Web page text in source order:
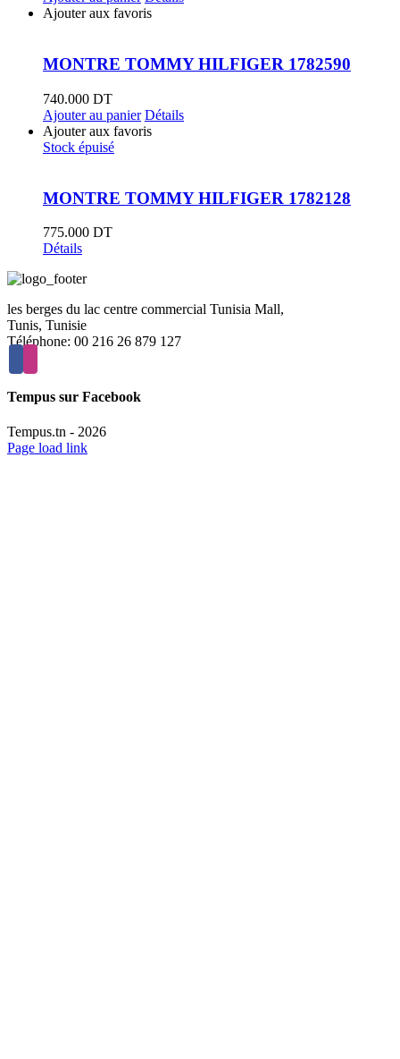
Ajouter aux favoris
MONTRE TOMMY HILFIGER 1782590
740.000 DT
Ajouter au panier Détails
Ajouter aux favoris
Stock épuisé
MONTRE TOMMY HILFIGER 1782128
775.000 DT
Détails
les berges du lac centre commercial Tunisia Mall,
Tunis, Tunisie
Téléphone: 00 216 26 879 127
Tempus sur Facebook
Tempus.tn - 2026
Page load link